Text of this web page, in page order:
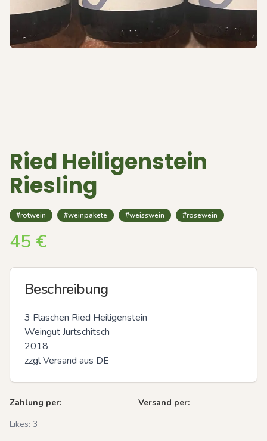
Ried Heiligenstein
Riesling
#rotwein #weinpakete #weisswein #rosewein
45 €
Beschreibung
3 Flaschen Ried Heiligenstein
Weingut Jurtschitsch
2018
zzgl Versand aus DE
Zahlung per:
Versand per:
Likes: 3